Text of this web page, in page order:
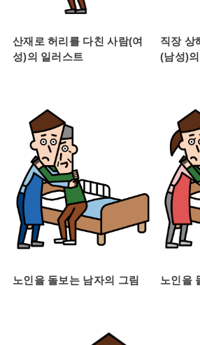
산재로 허리를 다친 사람(여
성)의 일러스트
직장 상
(남성)
노인을 돌보는 남자의 그림 노인을